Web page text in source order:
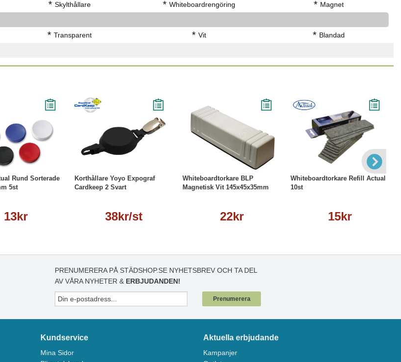
* Skylthållare * Whiteboardrengöring * Magnet
* Transparent * Vit * Blandad
Rund Sorterade
5st
13kr
Läs mer
Korthållare Yoyo Expograf
Cardkeep 2 Svart
38kr/st
Läs mer
Whiteboardtorkare BLP
Magnetisk Vit 145x45x35mm
22kr
Läs mer
Whiteboardtorkare Refill Actual
10st
15kr
Köp Läs mer
PRENUMERERA PÅ STÄDSHOP.SE NYHETSBREV OCH TA DEL
AV VÅRA NYHETER & ERBJUDANDEN!
Prenumerera
Kundservice
Mina Sidor
Aktuella erbjudande
Kampanjer